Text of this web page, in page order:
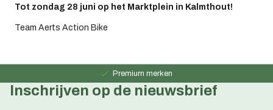
Tot zondag 28 juni op het Marktplein in Kalmthout!
Team Aerts Action Bike
Premium merken
Persoonlijk advies
Inschrijven op de nieuwsbrief